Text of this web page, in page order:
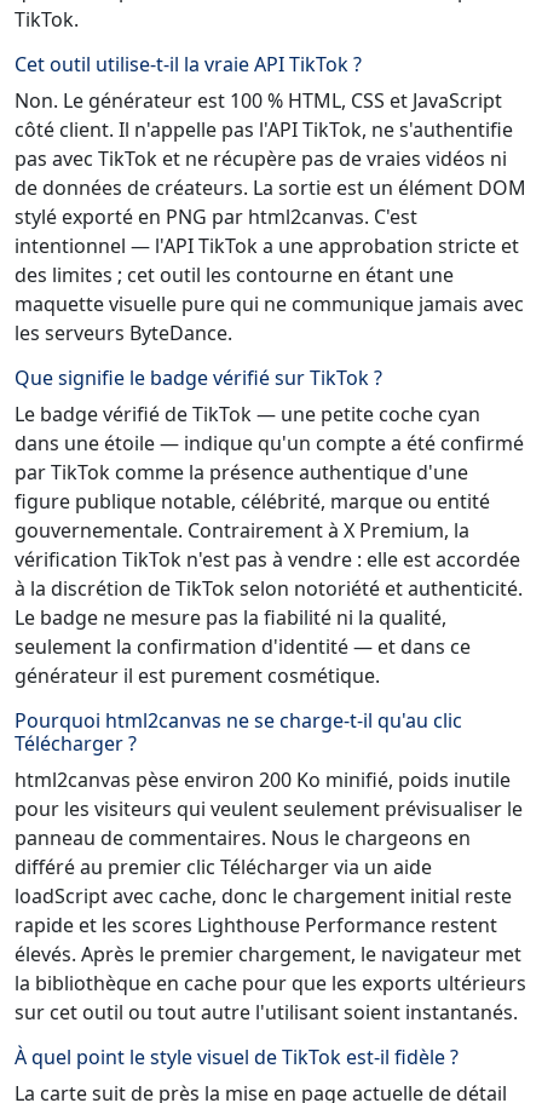
TikTok.
Cet outil utilise-t-il la vraie API TikTok ?
Non. Le générateur est 100 % HTML, CSS et JavaScript
côté client. Il n'appelle pas l'API TikTok, ne s'authentifie
pas avec TikTok et ne récupère pas de vraies vidéos ni
de données de créateurs. La sortie est un élément DOM
stylé exporté en PNG par html2canvas. C'est
intentionnel — l'API TikTok a une approbation stricte et
des limites ; cet outil les contourne en étant une
maquette visuelle pure qui ne communique jamais avec
les serveurs ByteDance.
Que signifie le badge vérifié sur TikTok ?
Le badge vérifié de TikTok — une petite coche cyan
dans une étoile — indique qu'un compte a été confirmé
par TikTok comme la présence authentique d'une
figure publique notable, célébrité, marque ou entité
gouvernementale. Contrairement à X Premium, la
vérification TikTok n'est pas à vendre : elle est accordée
à la discrétion de TikTok selon notoriété et authenticité.
Le badge ne mesure pas la fiabilité ni la qualité,
seulement la confirmation d'identité — et dans ce
générateur il est purement cosmétique.
Pourquoi html2canvas ne se charge-t-il qu'au clic
Télécharger ?
html2canvas pèse environ 200 Ko minifié, poids inutile
pour les visiteurs qui veulent seulement prévisualiser le
panneau de commentaires. Nous le chargeons en
différé au premier clic Télécharger via un aide
loadScript avec cache, donc le chargement initial reste
rapide et les scores Lighthouse Performance restent
élevés. Après le premier chargement, le navigateur met
la bibliothèque en cache pour que les exports ultérieurs
sur cet outil ou tout autre l'utilisant soient instantanés.
À quel point le style visuel de TikTok est-il fidèle ?
La carte suit de près la mise en page actuelle de détail